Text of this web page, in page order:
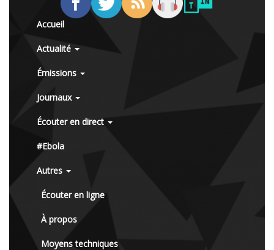
Accueil
Actualité
Émissions
Journaux
Écouter en direct
#Ebola
Autres
Écouter en ligne
À propos
Moyens techniques